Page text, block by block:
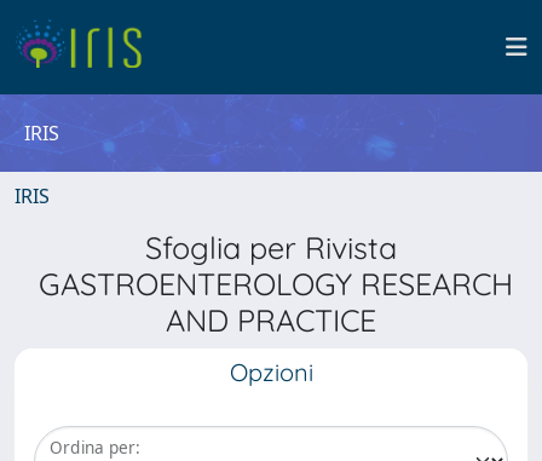
IRIS
IRIS
Sfoglia per Rivista
GASTROENTEROLOGY RESEARCH
AND PRACTICE
Opzioni
Ordina per: